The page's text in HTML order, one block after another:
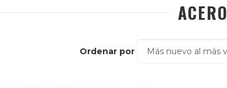
ACERO
Ordenar por